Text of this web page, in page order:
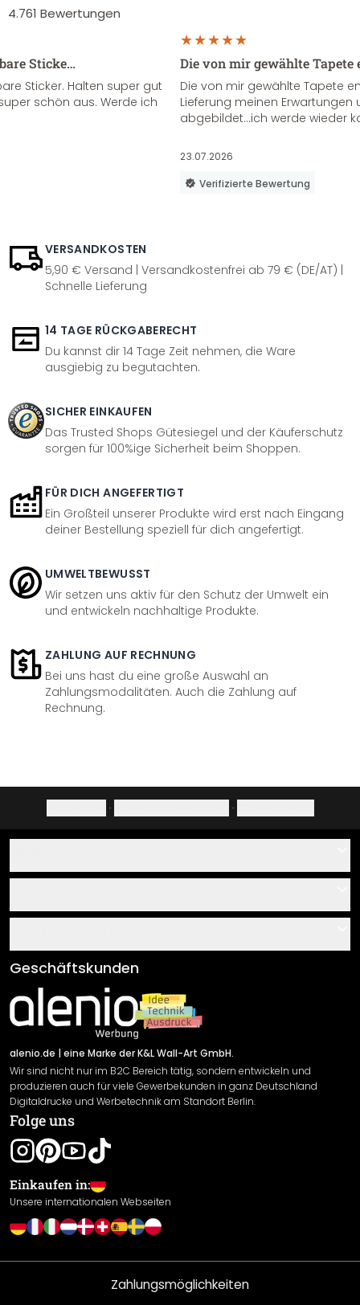
4.761 Bewertungen
Sticke…
Sticker. Halten super gut
schön aus. Werde ich
Die von mir gewählte
Die von mir gewählte Tapete
Lieferung meinen Erwartungen
abgebildet...ich werde wieder
23.07.2026
Verifizierte Bewertung
VERSANDKOSTEN
5,90 € Versand | Versandkostenfrei ab 79 € (DE/AT) |
Schnelle Lieferung
14 TAGE RÜCKGABERECHT
Du kannst dir 14 Tage Zeit nehmen, die Ware
ausgiebig zu begutachten.
SICHER EINKAUFEN
Das Trusted Shops Gütesiegel und der Käuferschutz
sorgen für 100%ige Sicherheit beim Shoppen.
FÜR DICH ANGEFERTIGT
Ein Großteil unserer Produkte wird erst nach Eingang
deiner Bestellung speziell für dich angefertigt.
UMWELTBEWUSST
Wir setzen uns aktiv für den Schutz der Umwelt ein
und entwickeln nachhaltige Produkte.
ZAHLUNG AUF RECHNUNG
Bei uns hast du eine große Auswahl an
Zahlungsmodalitäten. Auch die Zahlung auf
Rechnung.
· ·
Über uns
Klebe- und Montageanleitungen
Newsletter An-/Abmeldung
Sendungsverfolgung
AGB
Impressum
Versand & Zahlung
Rücksendung
Widerrufsrecht
Datenschutzerklärung
Gewährleistung
Leistungserklärung / CE-Zeichen
Cookie Einstellungen
Geschäftskunden
alenio.de | eine Marke der K&L Wall-Art GmbH.
Wir sind nicht nur im B2C Bereich tätig, sondern entwickeln und
produzieren auch für viele Gewerbekunden in ganz Deutschland
Digitaldrucke und Werbetechnik am Standort Berlin.
Folge uns
Einkaufen in:
Unsere internationalen Webseiten
Zahlungsmöglichkeiten